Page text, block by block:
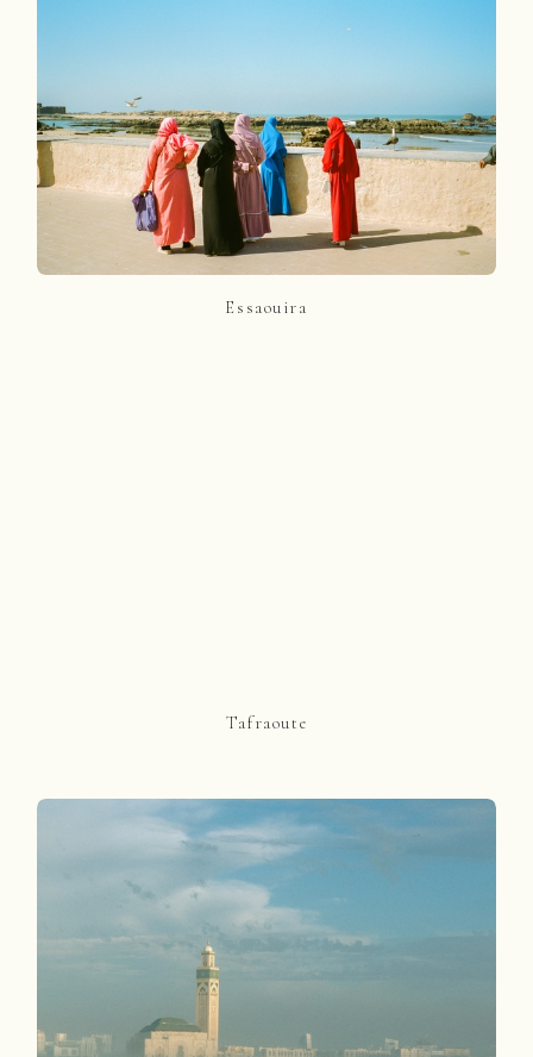
Essaouira
Tafraoute